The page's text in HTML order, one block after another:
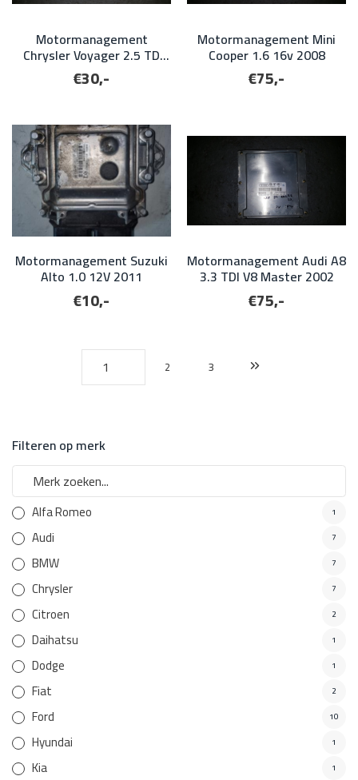
Motormanagement
Chrysler Voyager 2.5 TD
1997
€30,-
Motormanagement Mini
Cooper 1.6 16v 2008
€75,-
Motormanagement Suzuki
Alto 1.0 12V 2011
€10,-
Motormanagement Audi A8
3.3 TDI V8 Master 2002
€75,-
2 3
Filteren op merk
Alfa Romeo 1
Audi 7
BMW 7
Chrysler 7
Citroen 2
Daihatsu 1
Dodge 1
Fiat 2
Ford 10
Hyundai 1
Kia 1